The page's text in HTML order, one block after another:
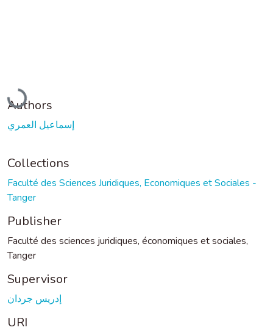
Loading...
Authors
إسماعيل العمري
Collections
Faculté des Sciences Juridiques, Economiques et Sociales -
Tanger
Publisher
Faculté des sciences juridiques, économiques et sociales,
Tanger
Supervisor
إدريس جردان
URI